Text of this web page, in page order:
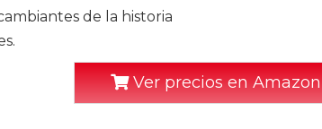
de la historia
Ver precios en Amazon